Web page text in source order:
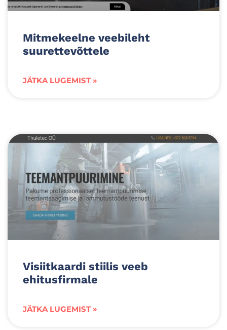
Mitmekeelne veebileht
suurettevõttele
JÄTKA LUGEMIST »
Visiitkaardi stiilis veeb
ehitusfirmale
JÄTKA LUGEMIST »